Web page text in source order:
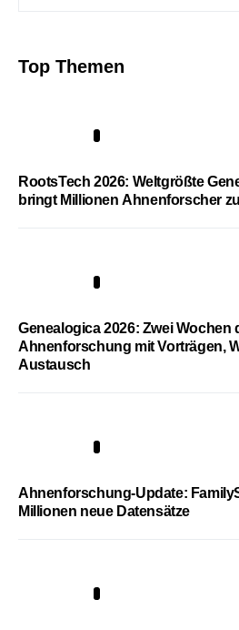
Top Themen
RootsTech 2026: Weltgrößte
bringt Millionen Ahnenforscher
Genealogica 2026: Zwei Wochen
Ahnenforschung mit Vorträgen,
Austausch
Ahnenforschung-Update:
Millionen neue Datensätze